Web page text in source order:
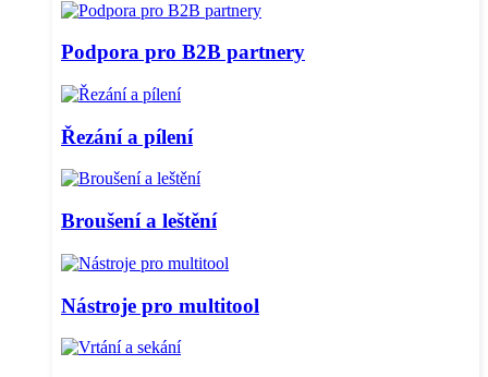
Podpora pro B2B partnery
Řezání a pílení
Broušení a leštění
Nástroje pro multitool